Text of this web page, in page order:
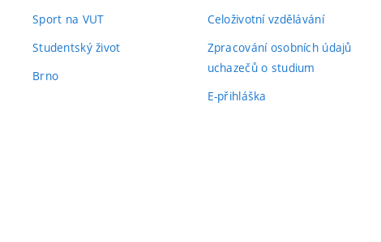
Sport na VUT
Studentský život
Brno
Celoživotní vzdělávání
Zpracování osobních údajů
uchazečů o studium
E-přihláška